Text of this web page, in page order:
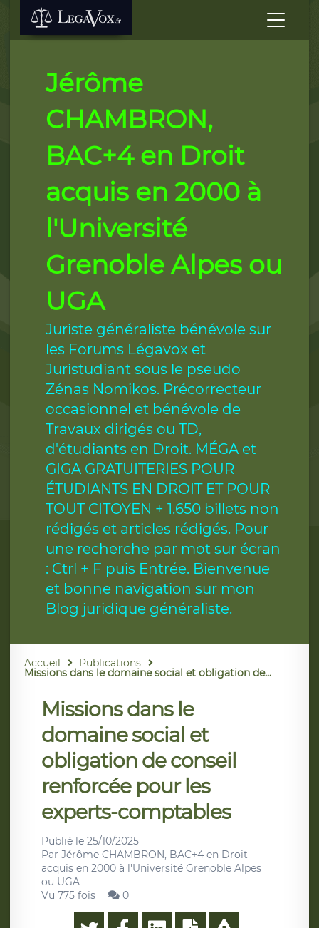
Jérôme
CHAMBRON,
BAC+4 en Droit
acquis en 2000 à
l'Université
Grenoble Alpes ou
UGA
Juriste généraliste bénévole sur
les Forums Légavox et
Juristudiant sous le pseudo
Zénas Nomikos. Précorrecteur
occasionnel et bénévole de
Travaux dirigés ou TD,
d'étudiants en Droit. MÉGA et
GIGA GRATUITERIES POUR
ÉTUDIANTS EN DROIT ET POUR
TOUT CITOYEN + 1.650 billets non
rédigés et articles rédigés. Pour
une recherche par mot sur écran
: Ctrl + F puis Entrée. Bienvenue
et bonne navigation sur mon
Blog juridique généraliste.
Accueil Publications
Missions dans le domaine social et obligation de...
Missions dans le
domaine social et
obligation de conseil
renforcée pour les
experts-comptables
Publié le 25/10/2025
Par Jérôme CHAMBRON, BAC+4 en Droit
acquis en 2000 à l'Université Grenoble Alpes
ou UGA
Vu 775 fois
0